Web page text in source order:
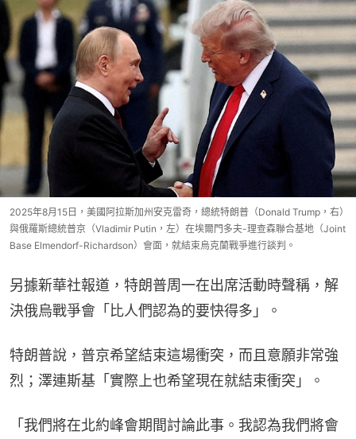
2025年8月15日，美國阿拉斯加州安克雷奇，總統特朗普（Donald Trump，右）
與俄羅斯總統普京（Vladimir Putin，左）在埃爾門多夫-理查森聯合基地（Joint
Base Elmendorf-Richardson）會面，就結束烏克蘭戰爭進行談判。
另據新華社報道，特朗普周一在出席活動時聲稱，解
決俄烏戰爭會「比人們認為的要快得多」。
特朗普說，普京希望結束這場衝突，而且意願非常強
烈；澤連斯基「實際上也希望現在就結束衝突」。
「我們將在北約峰會期間討論此事。我認為我們將會